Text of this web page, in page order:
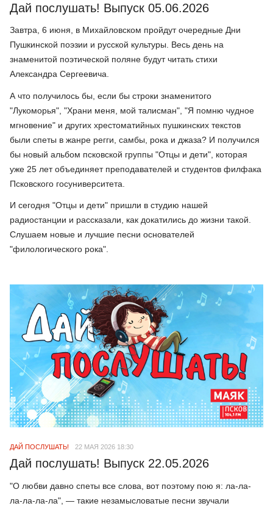
Дай послушать! Выпуск 05.06.2026
Завтра, 6 июня, в Михайловском пройдут очередные Дни
Пушкинской поэзии и русской культуры. Весь день на
знаменитой поэтической поляне будут читать стихи
Александра Сергеевича.
А что получилось бы, если бы строки знаменитого
"Лукоморья", "Храни меня, мой талисман", "Я помню чудное
мгновение" и других хрестоматийных пушкинских текстов
были спеты в жанре регги, самбы, рока и джаза? И получился
бы новый альбом псковской группы "Отцы и дети", которая
уже 25 лет объединяет преподавателей и студентов филфака
Псковского госуниверситета.
И сегодня "Отцы и дети" пришли в студию нашей
радиостанции и рассказали, как докатились до жизни такой.
Слушаем новые и лучшие песни основателей
"филологического рока".
ДАЙ ПОСЛУШАТЬ! 22 МАЯ 2026 18:30
Дай послушать! Выпуск 22.05.2026
"О любви давно спеты все слова, вот поэтому пою я: ла-ла-
ла-ла-ла-ла", — такие незамысловатые песни звучали